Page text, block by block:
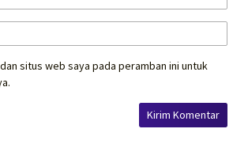
situs web saya pada peramban ini untuk